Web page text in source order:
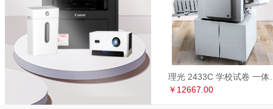
￥12667.00